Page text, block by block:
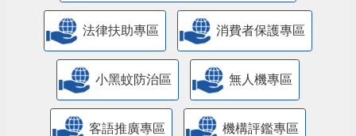
法律扶助專區 消費者保護專區
小黑蚊防治區 無人機專區
客語推廣專區 機構評鑑專區